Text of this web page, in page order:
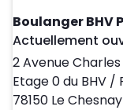
Boulanger BHV
Actuellement
2 Avenue
Etage 0 du BHV /
78150 Le Chesnay